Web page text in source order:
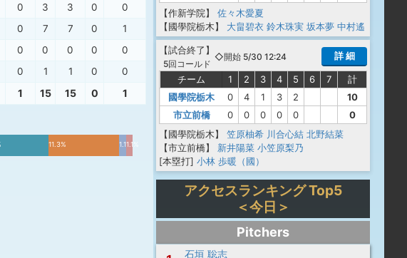
0 3 3 0
0
0 7 7 0
1
0 0 0 0
0
0 1 1 0 0
1 15 15 0 1
11.3% 1.1%1.1%
【作新学院】
佐々木愛夏
【國學院栃木】
大畠碧衣 鈴木珠実 坂本夢 中村遙
【試合終了 】
5回コールド
◇開始 5/30 12:24 詳 細
チーム 1 2 3 4 5 6 7
計
國學院栃木
0 4 1 3 2
10
市立前橋
0 0 0 0 0
0
【國學院栃木】
笠原柚希 川合心結 北野結菜
【市立前橋】
新井陽菜 小笠原梨乃
[本塁打] 小林 歩暖（國）
アクセスランキング Top5
＜今日＞
Pitchers
石垣 聡志